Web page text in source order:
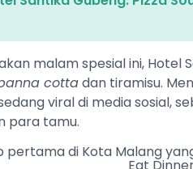
malam spesial ini, Hotel
cottadan tiramisu.
viral di media sosial,
para tamu.